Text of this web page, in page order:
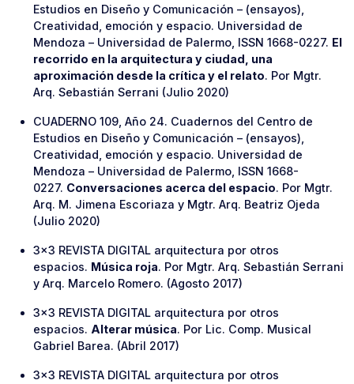
Estudios en Diseño y Comunicación – (ensayos),
Creatividad, emoción y espacio. Universidad de
Mendoza – Universidad de Palermo, ISSN 1668-0227. El
recorrido en la arquitectura y ciudad, una
aproximación desde la crítica y el relato. Por Mgtr.
Arq. Sebastián Serrani (Julio 2020)
CUADERNO 109, Año 24. Cuadernos del Centro de
Estudios en Diseño y Comunicación – (ensayos),
Creatividad, emoción y espacio. Universidad de
Mendoza – Universidad de Palermo, ISSN 1668-
0227. Conversaciones acerca del espacio. Por Mgtr.
Arq. M. Jimena Escoriaza y Mgtr. Arq. Beatriz Ojeda
(Julio 2020)
3×3 REVISTA DIGITAL arquitectura por otros
espacios. Música roja. Por Mgtr. Arq. Sebastián Serrani
y Arq. Marcelo Romero. (Agosto 2017)
3×3 REVISTA DIGITAL arquitectura por otros
espacios. Alterar música. Por Lic. Comp. Musical
Gabriel Barea. (Abril 2017)
3×3 REVISTA DIGITAL arquitectura por otros